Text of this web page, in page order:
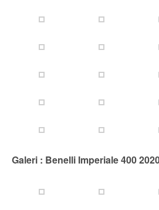
Galeri : Benelli Imperiale 400